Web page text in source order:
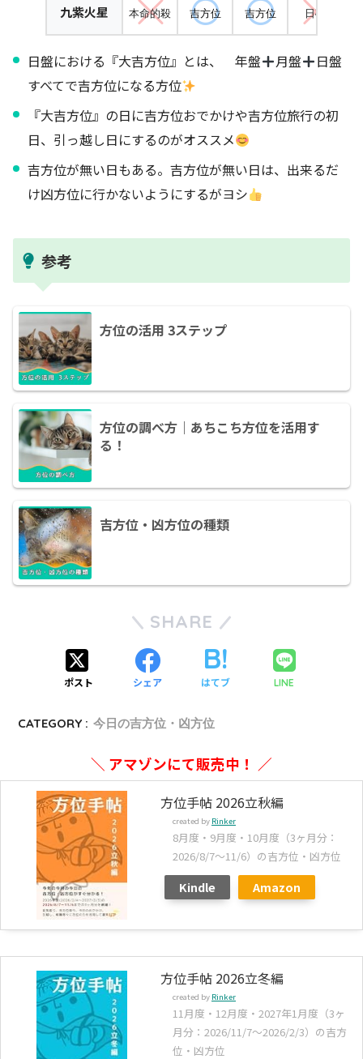
九紫火星 本命的殺 吉方位 吉方位 日破
日盤における『大吉方位』とは、 年盤 月盤
日盤
すべてで吉方位になる方位
『大吉方位』の日に吉方位おでかけや吉方位旅行の初
日、引っ越し日にするのがオススメ
吉方位が無い日もある。吉方位が無い日は、出来るだ
け凶方位に行かないようにするがヨシ
参考
方位の活用 3ステップ
方位の調べ方｜あちこち方位を活用す
る！
吉方位・凶方位の種類
SHARE
ポスト シェア はてブ LINE
CATEGORY : 今日の吉方位・凶方位
＼ アマゾンにて販売中！ ／
方位手帖 2026立秋編
created by Rinker
8月度・9月度・10月度（3ヶ月分：
2026/8/7～11/6）の吉方位・凶方位
Kindle Amazon
方位手帖 2026立冬編
created by Rinker
11月度・12月度・2027年1月度（3ヶ
月分：2026/11/7～2026/2/3）の吉方
位・凶方位